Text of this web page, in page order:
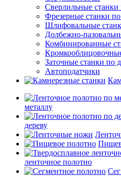
Сверлильные станки
Фрезерные станки по
Шлифовальные
Долбежно-
Комбинированные
Заточные станки по
Автоподатчики
металлу
дереву
ленточное полотно